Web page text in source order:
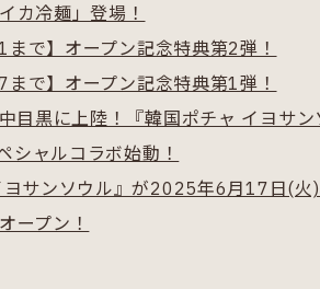
カ冷麺」登場！
まで】オープン記念特典第2弾！
まで】オープン記念特典第1弾！
目黒に上陸！『韓国ポチャ イヨサ
シャルコラボ始動！
ヨサンソウル』が2025年6月17日(火
ープン！